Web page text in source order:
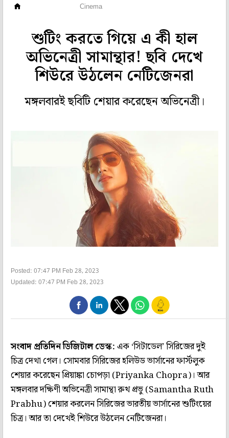
Cinema
শুটিং করতে গিয়ে এ কী হাল
অভিনেত্রী সামান্থার! ছবি দেখে
শিউরে উঠলেন নেটিজেনরা
মঙ্গলবারই ছবিটি শেয়ার করেছেন অভিনেত্রী।
Posted: 07:47 PM Feb 28, 2023
Updated: 07:47 PM Feb 28, 2023
সংবাদ প্রতিদিন ডিজিটাল ডেস্ক:এক ‘সিটাডেল’ সিরিজের দুই
চিত্র দেখা গেল। সোমবার সিরিজের হলিউড ভার্সানের ফার্স্টলুক
শেয়ার করেছেন প্রিয়াঙ্কা চোপড়া (Priyanka Chopra)। আর
মঙ্গলবার দক্ষিণী অভিনেত্রী সামান্থা রুথ প্রভু (Samantha Ruth
Prabhu) শেয়ার করলেন সিরিজের ভারতীয় ভার্সানের শুটিংয়ের
চিত্র। আর তা দেখেই শিউরে উঠলেন নেটিজেনরা।